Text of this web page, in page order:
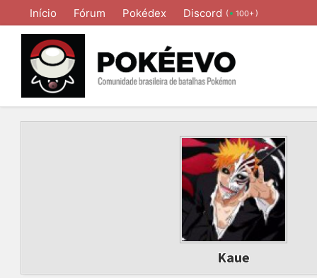
Início Fórum Pokédex Discord ( 100+ )
Kaue